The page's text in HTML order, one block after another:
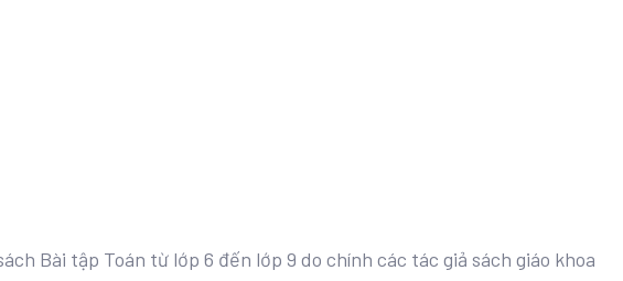
Bài tập Toán từ lớp 6 đến lớp 9 do chính các tác giả sách giáo khoa